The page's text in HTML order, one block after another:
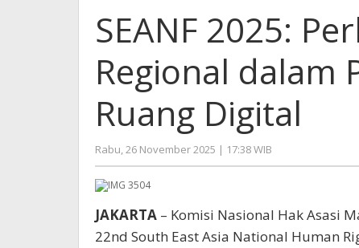
SEANF 2025:
Regional dalam
Ruang Digital
Rabu, 26 November 2025 | 17:38 WIB
Editor
JAKARTA – Komisi Nasional Hak Asasi
22nd South East Asia National Human